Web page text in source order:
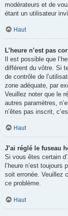
modérateurs et de
étant un utilisateur
Haut
L’heure n’est pas
Il est possible que
différent du vôtre. Si
de contrôle de
zone adéquate, par
Veuillez noter que le
autres paramètres,
n’êtes pas inscrit,
Haut
J’ai réglé le fuseau
Si vous êtes certain
l’heure n’est
soit erronée. Veuillez
ce problème.
Haut